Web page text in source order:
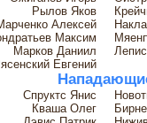
Рылов Яков
Алексей
Максим
Марков Даниил
Евгений
Спруктс Янис
Кваша Олег